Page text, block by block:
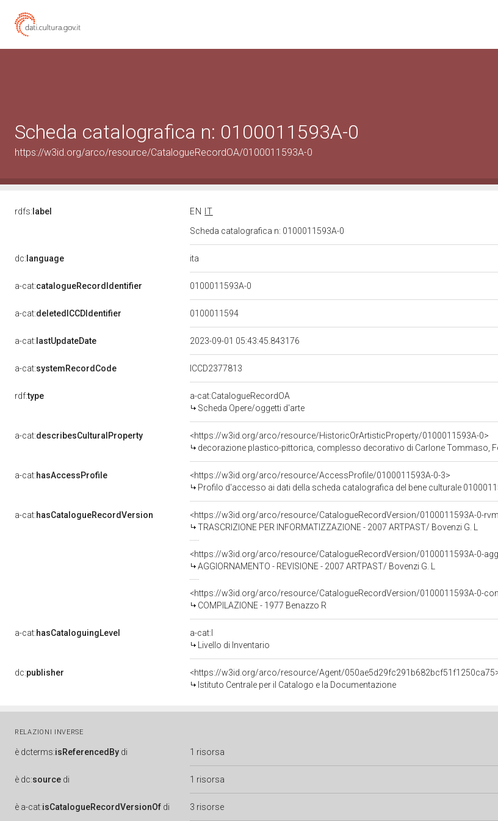
Scheda catalografica n: 0100011593A-0
https://w3id.org/arco/resource/CatalogueRecordOA/0100011593A-0
rdfs: label EN
IT
Scheda catalografica n: 0100011593A-0
dc: language ita
a-cat:catalogueRecordIdentifier 0100011593A-0
a-cat:deletedICCDIdentifier 0100011594
a-cat: lastUpdateDate 2023-09-01 05:43:45.843176
a-cat:systemRecordCode ICCD2377813
rdf:type
a-cat:CatalogueRecordOA
Scheda Opere/oggetti d'arte
a-cat:describesCulturalProperty
<https://w3id.org/arco/resource/HistoricOrArtisticProperty/0100011593A-0>
decorazione plastico-pittorica, complesso decorativo di Carlone Tommaso,
a-cat:hasAccessProfile
<https://w3id.org/arco/resource/AccessProfile/0100011593A-0-3>
Profilo d'accesso ai dati della scheda catalografica del bene culturale
a-cat:hasCatalogueRecordVersion
<https://w3id.org/arco/resource/CatalogueRecordVersion/0100011593A-0-
TRASCRIZIONE PER INFORMATIZZAZIONE - 2007 ARTPAST/ Bovenzi G. L
<https://w3id.org/arco/resource/CatalogueRecordVersion/0100011593A-0-
AGGIORNAMENTO - REVISIONE - 2007 ARTPAST/ Bovenzi G. L
<https://w3id.org/arco/resource/CatalogueRecordVersion/0100011593A-0-
COMPILAZIONE - 1977 Benazzo R
a-cat:hasCataloguingLevel
a-cat:I
Livello di Inventario
dc:publisher
<https://w3id.org/arco/resource/Agent/
Istituto Centrale per il Catalogo e la Documentazione
RELAZIONI INVERSE
è dcterms:isReferencedBy di 1 risorsa
è dc:source di 1 risorsa
è a-cat:isCatalogueRecordVersionOf di 3 risorse